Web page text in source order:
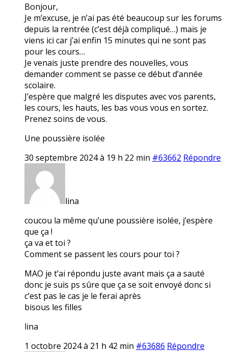
Bonjour,
Je m’excuse, je n’ai pas été beaucoup sur les forums
depuis la rentrée (c’est déjà compliqué…) mais je
viens ici car j’ai enfin 15 minutes qui ne sont pas
pour les cours…
Je venais juste prendre des nouvelles, vous
demander comment se passe ce début d’année
scolaire.
J’espère que malgré les disputes avec vos parents,
les cours, les hauts, les bas vous vous en sortez.
Prenez soins de vous.
Une poussière isolée
30 septembre 2024 à 19 h 22 min #63662 Répondre
lina
coucou la même qu’une poussière isolée, j’espère
que ça !
ça va et toi ?
Comment se passent les cours pour toi ?
MAO je t’ai répondu juste avant mais ça a sauté
donc je suis ps sûre que ça se soit envoyé donc si
c’est pas le cas je le ferai après
bisous les filles
lina
1 octobre 2024 à 21 h 42 min #63686 Répondre